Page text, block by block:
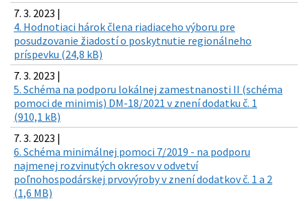
7. 3. 2023 |
4. Hodnotiaci hárok člena riadiaceho výboru pre
posudzovanie žiadostí o poskytnutie regionálneho
príspevku (24,8 kB)
7. 3. 2023 |
5. Schéma na podporu lokálnej zamestnanosti II (schéma
pomoci de minimis) DM-18/2021 v znení dodatku č. 1
(910,1 kB)
7. 3. 2023 |
6. Schéma minimálnej pomoci 7/2019 - na podporu
najmenej rozvinutých okresov v odvetví
poľnohospodárskej prvovýroby v znení dodatkov č. 1 a 2
(1,6 MB)